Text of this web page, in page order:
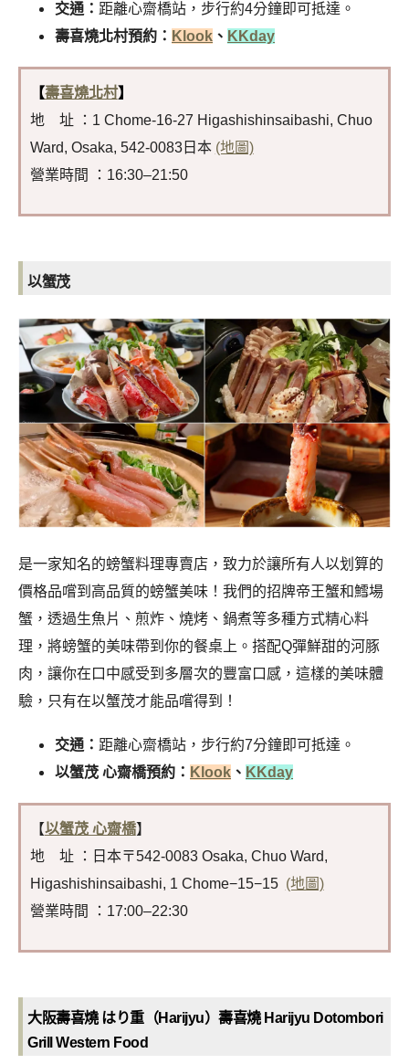
交通： 距離心齋橋站，步行約4分鐘即可抵達。
壽喜燒北村預約： Klook 、 KKday
【壽喜燒北村】
地 址 ：1 Chome-16-27 Higashishinsaibashi, Chuo
Ward, Osaka, 542-0083日本 (地圖)
營業時間 ：16:30–21:50
以蟹茂
是一家知名的螃蟹料理專賣店，致力於讓所有人以划算的
價格品嚐到高品質的螃蟹美味！我們的招牌帝王蟹和鱈場
蟹，透過生魚片、煎炸、燒烤、鍋煮等多種方式精心料
理，將螃蟹的美味帶到你的餐桌上。搭配Q彈鮮甜的河豚
肉，讓你在口中感受到多層次的豐富口感，這樣的美味體
驗，只有在以蟹茂才能品嚐得到！
交通： 距離心齋橋站，步行約7分鐘即可抵達。
以蟹茂 心齋橋預約： Klook 、 KKday
【以蟹茂 心齋橋】
地 址 ：日本〒542-0083 Osaka, Chuo Ward,
Higashishinsaibashi, 1 Chome−15−15 (地圖)
營業時間 ：17:00–22:30
大阪壽喜燒 はり重（Harijyu）壽喜燒 Harijyu Dotombori
Grill Western Food